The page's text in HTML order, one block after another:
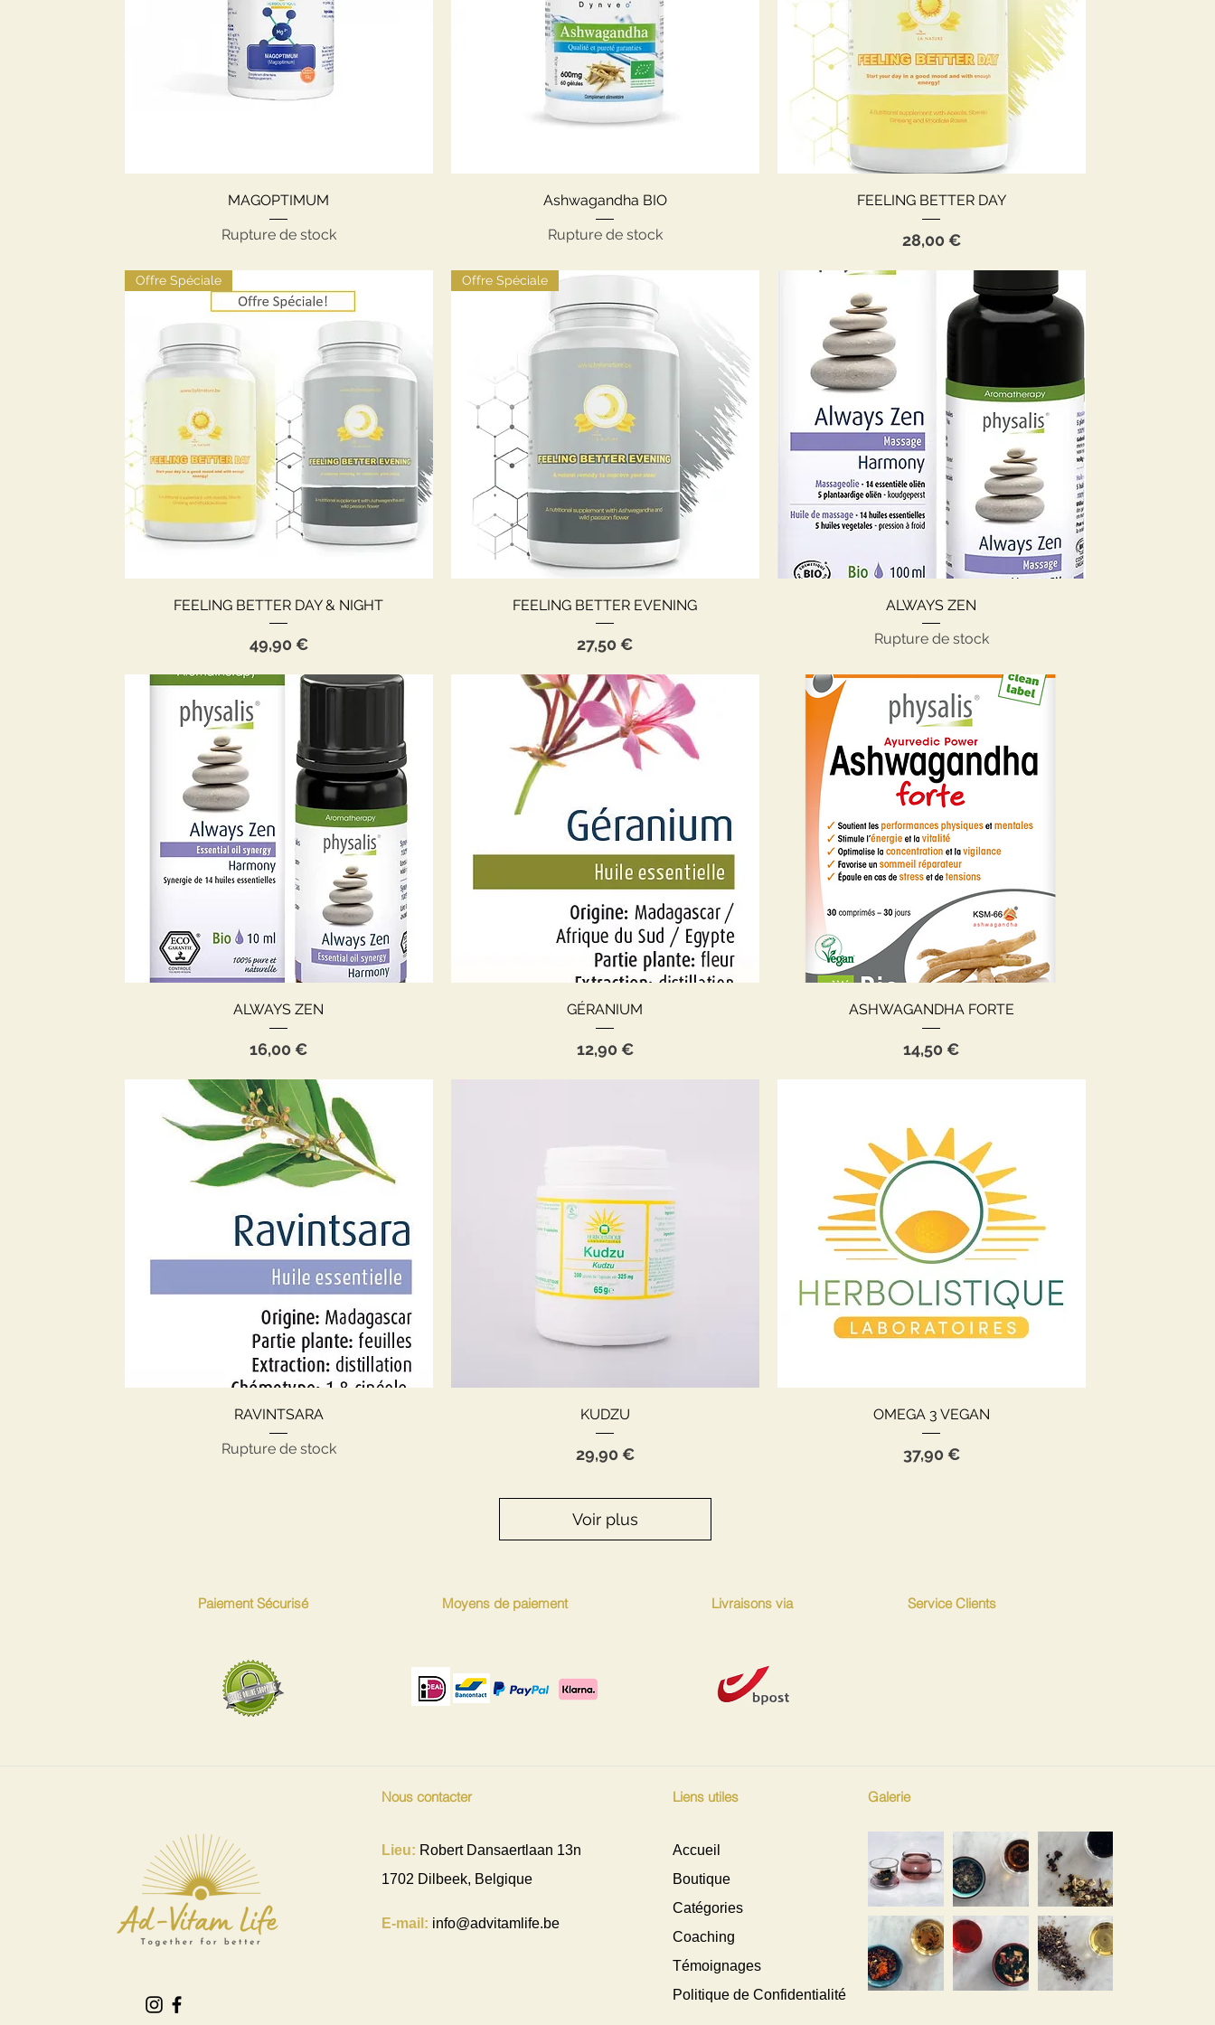
Aperçu rapide
MAGOPTIMUM
Rupture de stock
Aperçu rapide
Ashwagandha BIO
Rupture de stock
Aperçu rapide
FEELING BETTER DAY
Prix
28,00 €
Aperçu rapide
Offre Spéciale
FEELING BETTER DAY & NIGHT
Prix
49,90 €
Aperçu rapide
Offre Spéciale
FEELING BETTER EVENING
Prix
27,50 €
Aperçu rapide
ALWAYS ZEN
Rupture de stock
Aperçu rapide
ALWAYS ZEN
Prix
16,00 €
Aperçu rapide
GÉRANIUM
Prix
12,90 €
Aperçu rapide
ASHWAGANDHA FORTE
Prix
14,50 €
Aperçu rapide
RAVINTSARA
Rupture de stock
Aperçu rapide
KUDZU
Prix
29,90 €
Aperçu rapide
OMEGA 3 VEGAN
Prix
37,90 €
Voir plus
Paiement Sécurisé Moyens de paiement Livraisons via Service Clients
Nous contacter Liens utiles Galerie
Lieu: Robert Dansaertlaan 13n
1702 Dilbeek, Belgique
E-mail: info@advitamlife.be
Accueil
Boutique
Catégories
Coaching
Témoignages
Politique de Confidentialité